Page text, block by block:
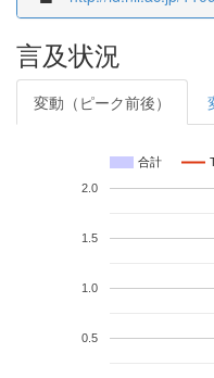
言及状況
変動（ピーク前後）
合計
0.5
1.0
1.5
2.0